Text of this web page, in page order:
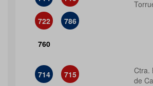
722 786
760
714 715
Ctra.
de